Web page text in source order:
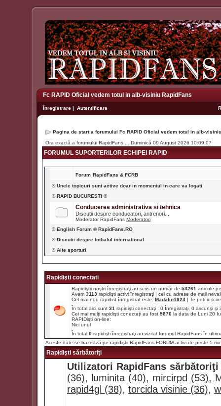
Fc RAPID Oficial vedem totul in alb-visiniu RapidFans
Înregistrare | Autentificare
Pagina de start a forumului Fc RAPID Oficial vedem totul in alb-
Ora exactă a forumului RapidFans ... Duminică 09 August 2026 10:09:07
FORUMUL SUPORTERILOR ECHIPEI RAPID
Forum RapidFans & FCRB
® Unele topicuri sunt active doar in momentul in care va logati
® RAPID BUCURESTI ®
Conducerea administrativa si tehnica
Discutii despre conducatori, antrenori...
Moderator RapidFans Moderatori
® English Forum ® RapidFans.RO
® Discutii despre fotbalul international
® Alte sporturi
Rapidişti conectati
Rapidiştii noştri înregistraţi au scris un număr de 53261 articole
Avem 3113 rapidişti activi înregistraţi | cei cu adrese de mail
Cel mai nou rapidist înregistrat este: Madalin1923 | Te poti
În total aici sunt 31 rapidişti conectaţi : 0 Înregistraţi, 0 ascunşi
Cei mai mulţi rapidişti conectaţi au fost 5870 la data de Luni 20
RAPIDişti on-line:
Nici unul
În total 0 rapidişti înregistraţi au vizitat forumul RapidFans în
Aceste date se bazează pe rapidiştii RapidFans FORUM activi de peste 5
Rapidişti sărbătoriţi
Utilizatori RapidFans
(36), luminita (40), mircirpd (53),
rapid4gl (38), torcida visinie (36),